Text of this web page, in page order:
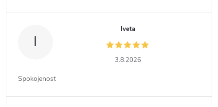
I
Iveta
3.8.2026
Spokojenost